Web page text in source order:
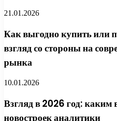
21.01.2026
Как выгодно купить или
взгляд со стороны на
рынка
10.01.2026
Взгляд в 2026 год: каким
новостроек аналитики